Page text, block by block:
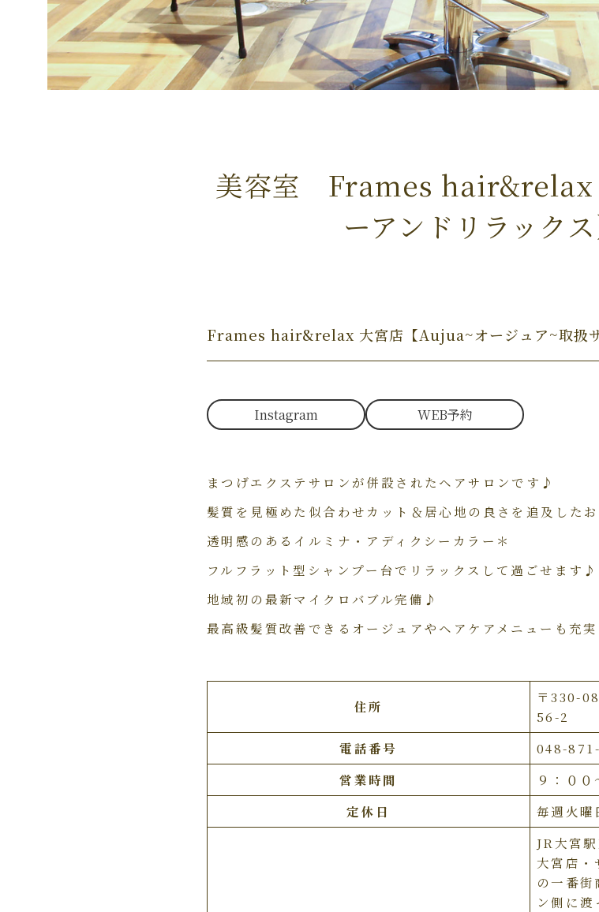
美容室 Frames hair&relax
ーアンドリラック
Frames hair&relax 大宮店【Aujua~オージュア~取扱サ
Instagram WEB予約
まつげエクステサロンが併設されたヘアサロンです♪
髪質を見極めた似合わせカット＆居心地の良さを追及した
透明感のあるイルミナ・アディクシーカラー＊
フルフラット型シャンプー台でリラックスして過ごせます♪
地域初の最新マイクロバブル完備♪
最高級髪質改善できるオージュアやヘアケアメニューも充
住所
〒330-
56-2
電話番号
048-
営業時間
９：００
定休日
毎週火曜
JR大宮
大宮店・
の一番
ン側に